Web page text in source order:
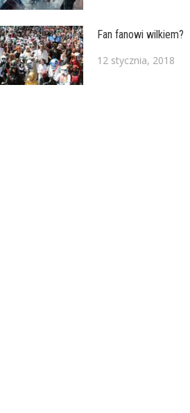
Fan fanowi wilkiem?
12 stycznia, 2018